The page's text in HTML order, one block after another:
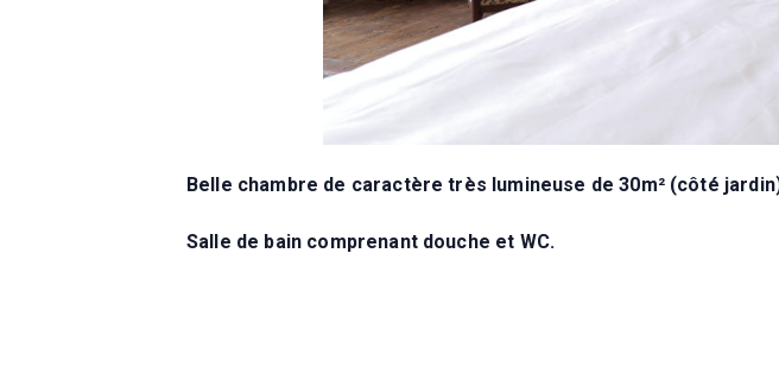
Belle chambre de caractère très lumineuse de 30m² (côté
Salle de bain comprenant douche et WC.